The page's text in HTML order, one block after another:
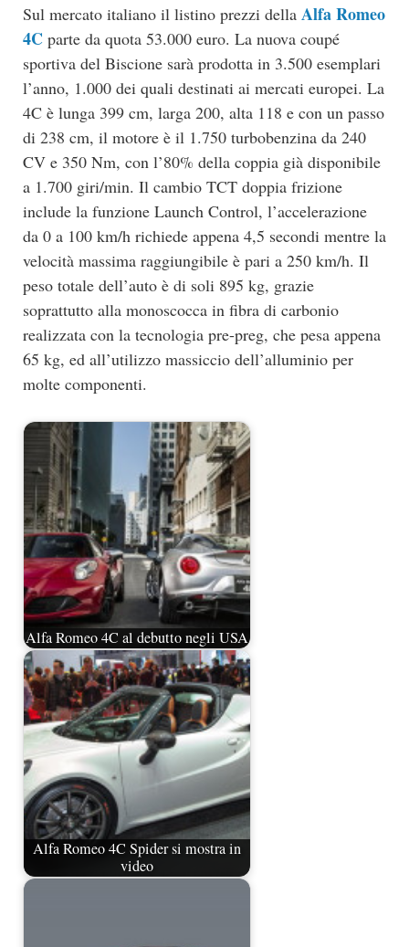
Sul mercato italiano il listino prezzi della Alfa Romeo
4C parte da quota 53.000 euro. La nuova coupé
sportiva del Biscione sarà prodotta in 3.500 esemplari
l’anno, 1.000 dei quali destinati ai mercati europei. La
4C è lunga 399 cm, larga 200, alta 118 e con un passo
di 238 cm, il motore è il 1.750 turbobenzina da 240
CV e 350 Nm, con l’80% della coppia già disponibile
a 1.700 giri/min. Il cambio TCT doppia frizione
include la funzione Launch Control, l’accelerazione
da 0 a 100 km/h richiede appena 4,5 secondi mentre la
velocità massima raggiungibile è pari a 250 km/h. Il
peso totale dell’auto è di soli 895 kg, grazie
soprattutto alla monoscocca in fibra di carbonio
realizzata con la tecnologia pre-preg, che pesa appena
65 kg, ed all’utilizzo massiccio dell’alluminio per
molte componenti.
Alfa Romeo 4C al debutto negli USA
Alfa Romeo 4C Spider si mostra in
video